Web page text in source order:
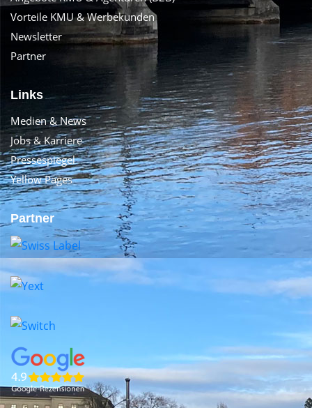
Vorteile KMU & Werbekunden
Newsletter
Partner
Links
Medien & News
Jobs & Karriere
Pressespiegel
Yellow Pages
Partner